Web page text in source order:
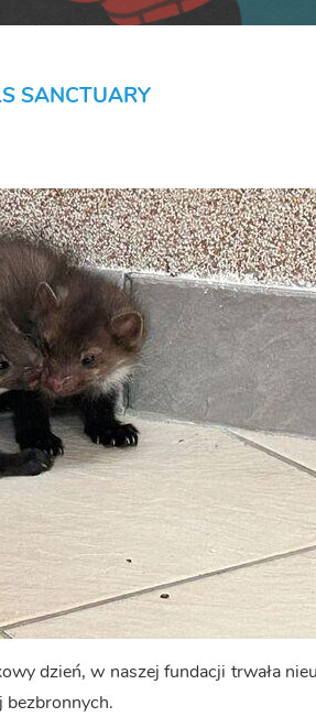
SANCTUARY
dzień, w naszej fundacji trwała
bezbronnych.